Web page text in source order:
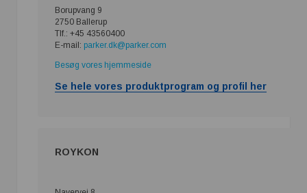
Borupvang 9
2750 Ballerup
Tlf.: +45 43560400
E-mail: parker.dk@parker.com
Besøg vores hjemmeside
Se hele vores produktprogram og profil her
ROYKON